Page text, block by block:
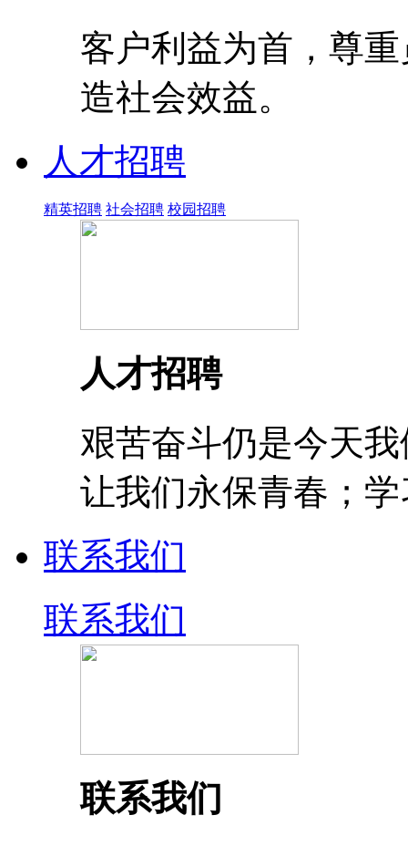
客户利益为首，尊
造社会效益。
人才招聘
精英招聘 社会招聘 校园招聘
人才招聘
艰苦奋斗仍是今天
让我们永保青春；
联系我们
联系我们
联系我们